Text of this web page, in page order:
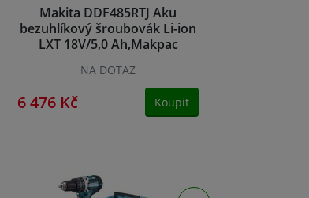
Makita DDF485RTJ Aku
bezuhlíkový šroubovák Li-ion
LXT 18V/5,0 Ah,Makpac
NA DOTAZ
6 476 Kč Koupit